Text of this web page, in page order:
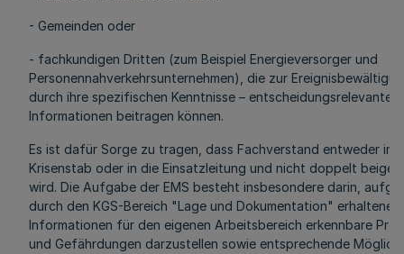
- Gemeinden oder
- fachkundigen Dritten (zum Beispiel Energieversorger und
Personennahverkehrsunternehmen), die zur
durch ihre spezifischen Kenntnisse – entscheidungsrelevante
Informationen beitragen können.
Es ist dafür Sorge zu tragen, dass Fachverstand entweder in
Krisenstab oder in die Einsatzleitung und nicht doppelt
wird. Die Aufgabe der EMS besteht insbesondere darin,
durch den KGS-Bereich "Lage und Dokumentation" erhaltenen
Informationen für den eigenen Arbeitsbereich erkennbare
und Gefährdungen darzustellen sowie entsprechende